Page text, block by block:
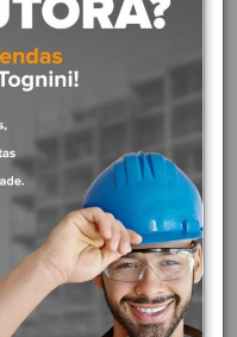
mais rápido e ágil, o
cozinhas ou banheiros.
funciona
suportando até 15
nitrílica com excelente
marca de metais e louças
sem limite de tempo